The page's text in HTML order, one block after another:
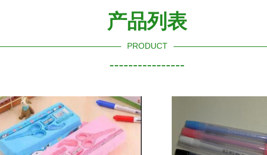
产品列表
PRODUCT
----------------